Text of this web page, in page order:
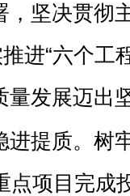
，坚决贯彻
进“六个工
量发展迈出
提质。树
点项目完成